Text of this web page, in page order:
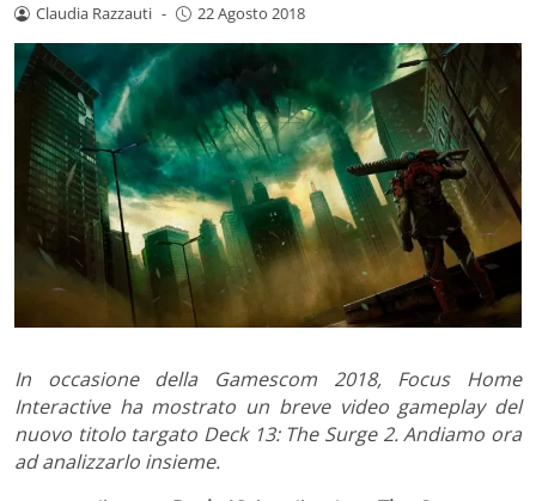
Claudia Razzauti - 22 Agosto 2018
In occasione della Gamescom 2018, Focus Home
Interactive ha mostrato un breve video gameplay del
nuovo titolo targato Deck 13: The Surge 2. Andiamo ora
ad analizzarlo insieme.